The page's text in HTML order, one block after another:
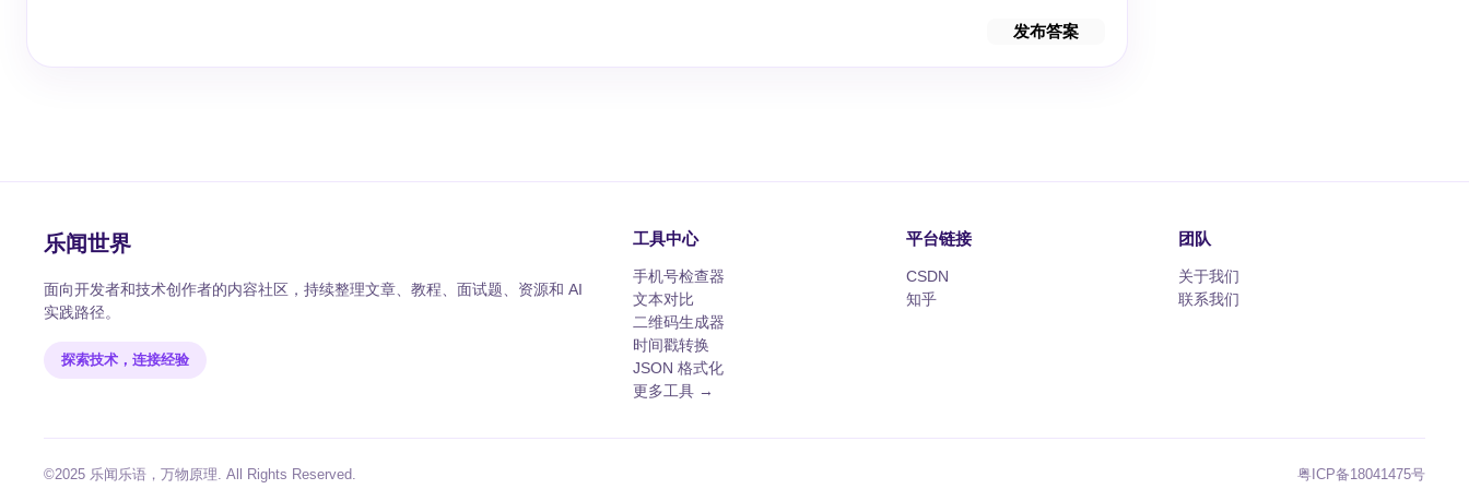
发布答案
乐闻世界
面向开发者和技术创作者的内容社区，持续整理文章、教程、面试题、资源和 AI
实践路径。
探索技术，连接经验
工具中心
手机号检查器
文本对比
二维码生成器
时间戳转换
JSON 格式化
更多工具 →
平台链接
CSDN
知乎
团队
关于我们
联系我们
©2025 乐闻乐语，万物原理. All Rights Reserved. 粤ICP备18041475号